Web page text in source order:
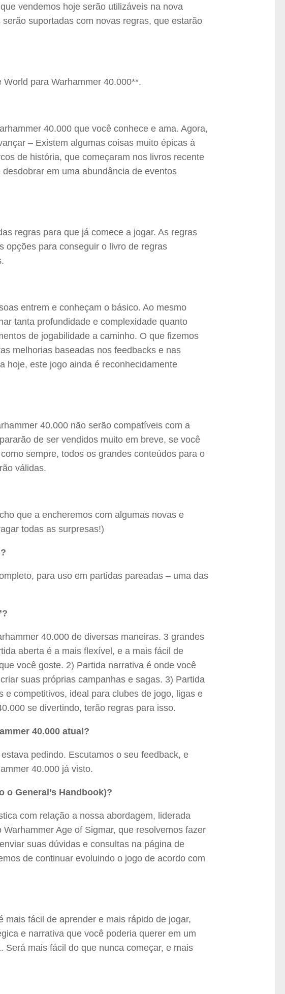
vendemos hoje serão utilizáveis na nova
suportadas com novas regras, que estarão
para Warhammer 40.000**.
40.000 que você conhece e ama. Agora,
– Existem algumas coisas muito épicas à
de história, que começaram nos livros recente
em uma abundância de eventos
regras para que já comece a jogar. As regras
opções para conseguir o livro de regras
entrem e conheçam o básico. Ao mesmo
tanta profundidade e complexidade quanto
de jogabilidade a caminho. O que fizemos
melhorias baseadas nos feedbacks e nas
hoje, este jogo ainda é reconhecidamente
40.000 não serão compatíveis com a
de ser vendidos muito em breve, se você
sempre, todos os grandes conteúdos para o
válidas.
que a encheremos com algumas novas e
todas as surpresas!)
para uso em partidas pareadas – uma das
40.000 de diversas maneiras. 3 grandes
aberta é a mais flexível, e a mais fácil de
você goste. 2) Partida narrativa é onde você
suas próprias campanhas e sagas. 3) Partida
competitivos, ideal para clubes de jogo, ligas e
se divertindo, terão regras para isso.
40.000 atual?
pedindo. Escutamos o seu feedback, e
40.000 já visto.
o General’s Handbook)?
com relação a nossa abordagem, liderada
Age of Sigmar, que resolvemos fazer
suas dúvidas e consultas na página de
de continuar evoluindo o jogo de acordo com
fácil de aprender e mais rápido de jogar,
e narrativa que você poderia querer em um
mais fácil do que nunca começar, e mais